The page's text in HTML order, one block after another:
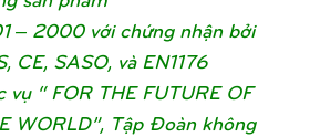
– 2000 với chứng nhận bởi
CE, SASO, và EN1176
vụ “ FOR THE FUTURE OF
WORLD”, Tập Đoàn không